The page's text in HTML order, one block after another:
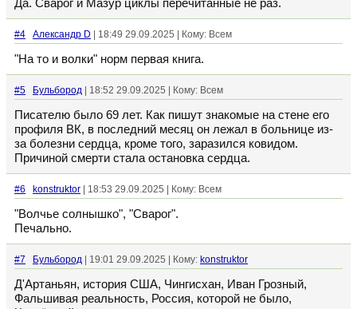
Да. Сварог и Мазур циклы перечитанные не раз.
#4 Александр D | 18:49 29.09.2025 | Кому: Всем
"На то и волки" норм первая книга.
#5 Бульбород | 18:52 29.09.2025 | Кому: Всем
Писателю было 69 лет. Как пишут знакомые на стене его
профиля ВК, в последний месяц он лежал в больнице из-
за болезни сердца, кроме того, заразился ковидом.
Причиной смерти стала остановка сердца.
#6 konstruktor | 18:53 29.09.2025 | Кому: Всем
"Волчье солнышко", "Сварог".
Печально.
#7 Бульбород | 19:01 29.09.2025 | Кому: konstruktor
Д'Артаньян, история США, Чингисхан, Иван Грозный,
Фальшивая реальность, Россия, которой не было,